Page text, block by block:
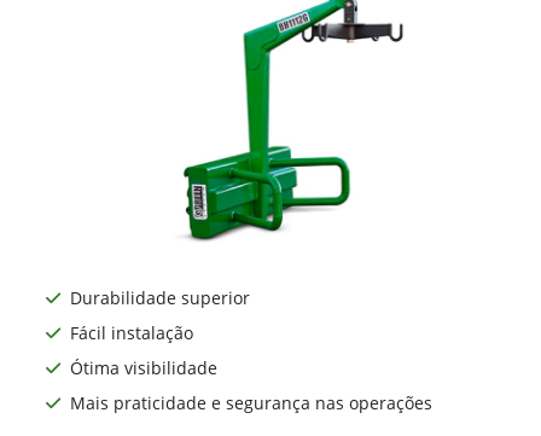
Durabilidade superior
Fácil instalação
Ótima visibilidade
Mais praticidade e segurança nas operações